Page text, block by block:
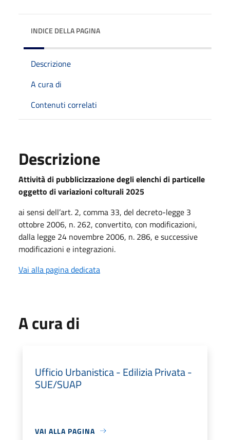
INDICE DELLA PAGINA
Descrizione
A cura di
Contenuti correlati
Descrizione
Attività di pubblicizzazione degli elenchi di particelle
oggetto di variazioni colturali 2025
ai sensi dell’art. 2, comma 33, del decreto-legge 3
ottobre 2006, n. 262, convertito, con modificazioni,
dalla legge 24 novembre 2006, n. 286, e successive
modificazioni e integrazioni.
Vai alla pagina dedicata
A cura di
Ufficio Urbanistica - Edilizia Privata -
SUE/SUAP
VAI ALLA PAGINA